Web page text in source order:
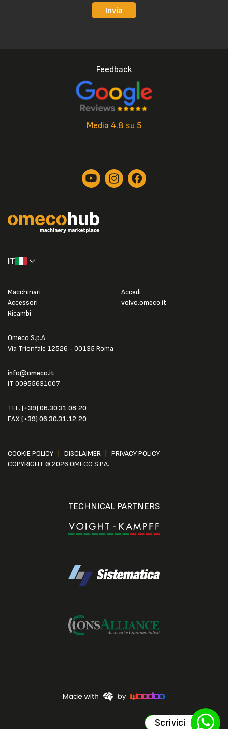
Invia
Feedback
Media 4.8 su 5
IT
Omeco S.p.A
Via Trionfale 12526 - 00135 Roma
info@omeco.it
IT 00955631007
TEL. (+39) 06.30.31.08.20
FAX(+39) 06.30.31.12.20
Macchinari
Accessori
Ricambi
Accedi
volvo.omeco.it
COOKIE POLICY DISCLAIMER
PRIVACY POLICY
COPYRIGHT © 2026 OMECO S.P.A.
TECHNICAL PARTNERS
Scrivici